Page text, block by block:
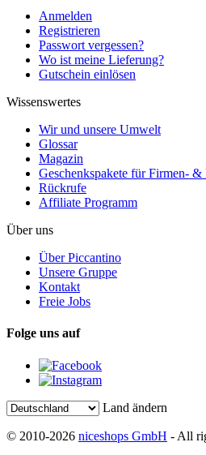
Anmelden
Registrieren
Passwort vergessen?
Wo ist meine Lieferung?
Gutschein einlösen
Wissenswertes
Wir und unsere Umwelt
Glossar
Magazin
Geschenkspakete für Firmen- &
Rückrufe
Affiliate Programm
Über uns
Über Piccantino
Unsere Gruppe
Kontakt
Freie Jobs
Folge uns auf
Land ändern
© 2010-2026 niceshops GmbH - All